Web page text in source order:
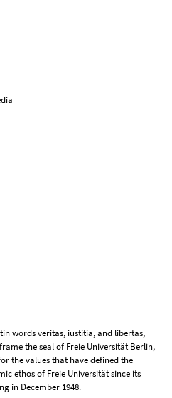
words veritas, iustitia, and libertas,
the seal of Freie Universität Berlin,
the values that have defined the
ethos of Freie Universität since its
in December 1948.